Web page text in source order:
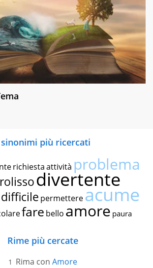
più ricercati
richiestaattività problema
divertente
difficile permettereacume
fare bello amore paura
Rime più cercate
Rima con Amore